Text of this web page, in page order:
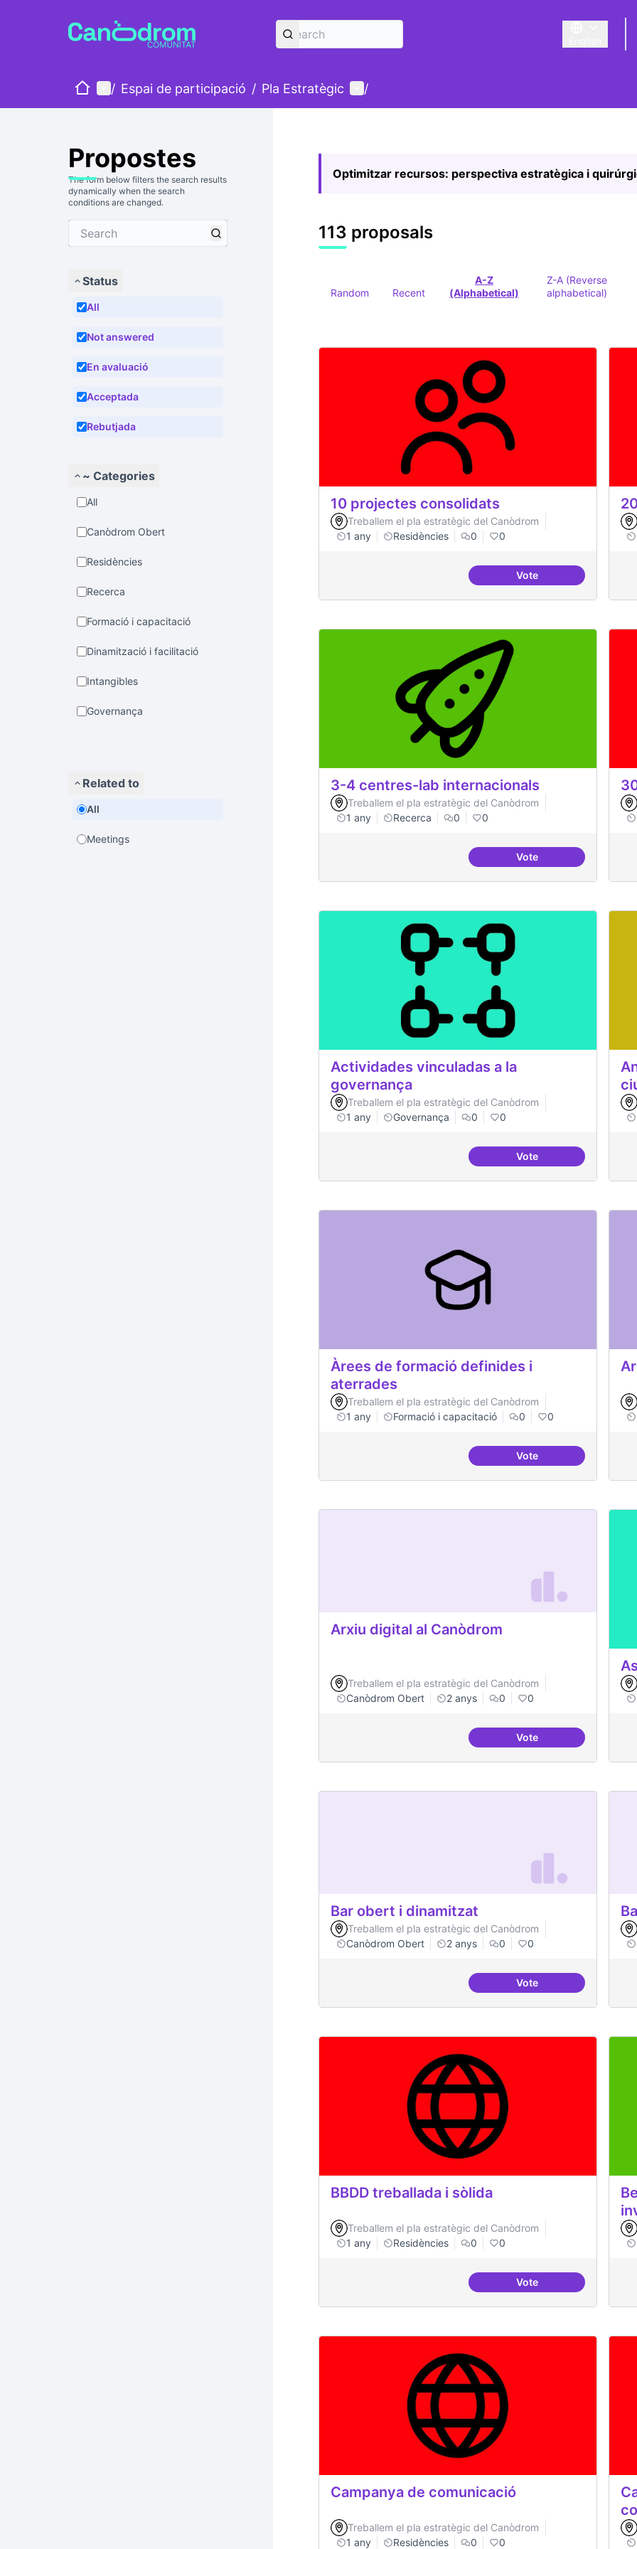
Triar la llengua
HomeMain menu
/ Espai de participació / Pla Estratègic User menu
/
Propostes
The form below filters the search results
dynamically when the search
conditions are changed.
Status
All
Not answered
En avaluació
Acceptada
Rebutjada
~ Categories
All
Canòdrom Obert
Residències
Recerca
Formació i capacitació
Dinamització i facilitació
Intangibles
Governança
Related to
All
Meetings
Optimitzar recursos: perspectiva estratègica i
113 proposals
Random Recent
A-Z
(Alphabetical)
Z-A (Reverse
alphabetical)
10 projectes consolidats
Treballem el pla estratègic del Canòdrom
1 any
Residències 0 0
Vote10 projectes
3-4 centres-lab internacionals
Treballem el pla estratègic del Canòdrom
1 any
Recerca 0 0
Vote3-4 centres-lab
Actividades vinculadas a la
governança
Treballem el pla estratègic del Canòdrom
1 any
Governança 0 0
VoteActividades vinculadas
Àrees de formació definides i
aterrades
Treballem el pla estratègic del Canòdrom
1 any
Formació i capacitació 0 0
VoteÀrees de formació
Arxiu digital al Canòdrom
Treballem el pla estratègic del Canòdrom
Canòdrom Obert
2 anys 0 0
VoteArxiu digital al
Bar obert i dinamitzat
Treballem el pla estratègic del Canòdrom
Canòdrom Obert
2 anys 0 0
VoteBar obert i dinamitzat
BBDD treballada i sòlida
Treballem el pla estratègic del Canòdrom
1 any
Residències 0 0
VoteBBDD treballada i sòlida
Campanya de comunicació
Treballem el pla estratègic del Canòdrom
1 any
Residències 0 0